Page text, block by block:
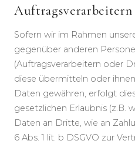
Sofern wir im Rahmen
gegenüber anderen
(Auftragsverarbeitern oder
diese übermitteln oder
Daten gewähren, erfolgt
gesetzlichen Erlaubnis (z.B.
Daten an Dritte, wie an
6 Abs. 1 lit. b DSGVO zur